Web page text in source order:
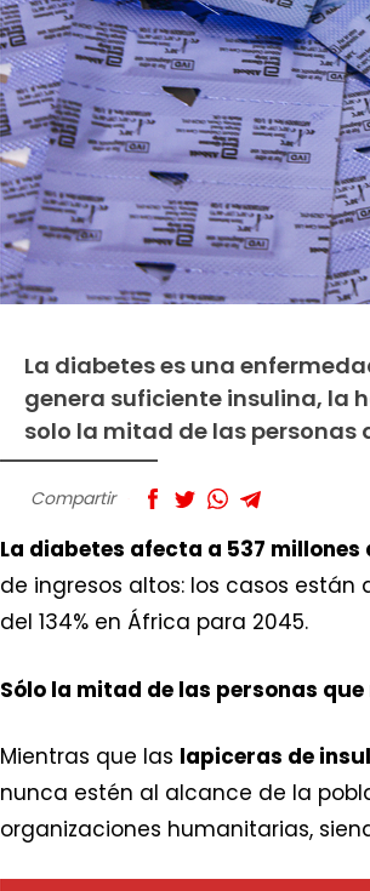
La diabetes es una
genera suficiente insulina, la
solo la mitad de las personas
Compartir
La diabetes afecta a 537
de ingresos altos: los casos
del 134% en África para 2045.
Sólo la mitad de las personas
Mientras que las lapiceras de
nunca estén al alcance de la
organizaciones humanitarias,